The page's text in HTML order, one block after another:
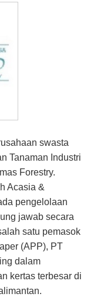
swasta
Tanaman Industri
Forestry.
Acasia &
pengelolaan
jawab secara
satu pemasok
(APP), PT
dalam
kertas terbesar di